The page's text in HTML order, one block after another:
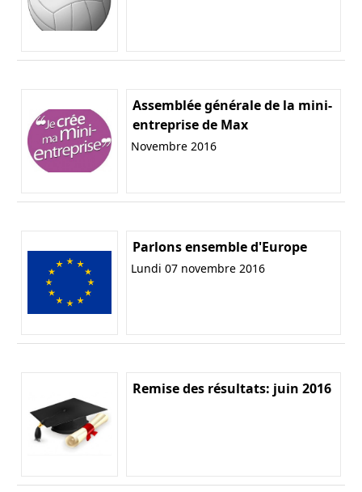
Assemblée générale de la mini-
entreprise de Max
Novembre 2016
Parlons ensemble d'Europe
Lundi 07 novembre 2016
Remise des résultats: juin 2016